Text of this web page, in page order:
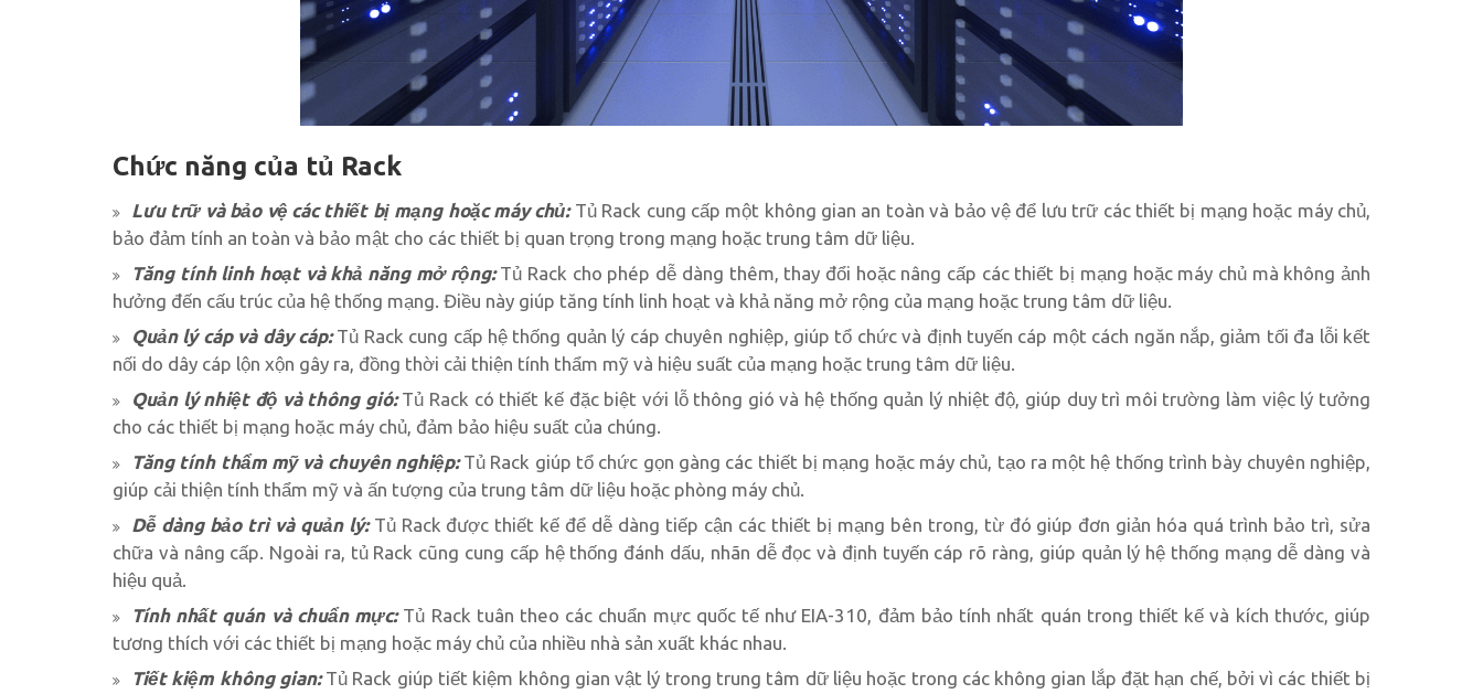
Chức năng của tủ Rack
Lưu trữ và bảo vệ các thiết bị mạng hoặc máy chủ: Tủ Rack cung cấp một không gian an toàn và bảo vệ để lưu trữ các thiết bị mạng hoặc máy chủ,
bảo đảm tính an toàn và bảo mật cho các thiết bị quan trọng trong mạng hoặc trung tâm dữ liệu.
Tăng tính linh hoạt và khả năng mở rộng:Tủ Rack cho phép dễ dàng thêm, thay đổi hoặc nâng cấp các thiết bị mạng hoặc máy chủ mà không ảnh
hưởng đến cấu trúc của hệ thống mạng. Điều này giúp tăng tính linh hoạt và khả năng mở rộng của mạng hoặc trung tâm dữ liệu.
Quản lý cáp và dây cáp:Tủ Rack cung cấp hệ thống quản lý cáp chuyên nghiệp, giúp tổ chức và định tuyến cáp một cách ngăn nắp, giảm tối đa lỗi kết
nối do dây cáp lộn xộn gây ra, đồng thời cải thiện tính thẩm mỹ và hiệu suất của mạng hoặc trung tâm dữ liệu.
Quản lý nhiệt độ và thông gió:Tủ Rack có thiết kế đặc biệt với lỗ thông gió và hệ thống quản lý nhiệt độ, giúp duy trì môi trường làm việc lý tưởng
cho các thiết bị mạng hoặc máy chủ, đảm bảo hiệu suất của chúng.
Tăng tính thẩm mỹ và chuyên nghiệp:Tủ Rack giúp tổ chức gọn gàng các thiết bị mạng hoặc máy chủ, tạo ra một hệ thống trình bày chuyên nghiệp,
giúp cải thiện tính thẩm mỹ và ấn tượng của trung tâm dữ liệu hoặc phòng máy chủ.
Dễ dàng bảo trì và quản lý:Tủ Rack được thiết kế để dễ dàng tiếp cận các thiết bị mạng bên trong, từ đó giúp đơn giản hóa quá trình bảo trì, sửa
chữa và nâng cấp. Ngoài ra, tủ Rack cũng cung cấp hệ thống đánh dấu, nhãn dễ đọc và định tuyến cáp rõ ràng, giúp quản lý hệ thống mạng dễ dàng và
hiệu quả.
Tính nhất quán và chuẩn mực: Tủ Rack tuân theo các chuẩn mực quốc tế như EIA-310, đảm bảo tính nhất quán trong thiết kế và kích thước, giúp
tương thích với các thiết bị mạng hoặc máy chủ của nhiều nhà sản xuất khác nhau.
Tiết kiệm không gian:Tủ Rack giúp tiết kiệm không gian vật lý trong trung tâm dữ liệu hoặc trong các không gian lắp đặt hạn chế, bởi vì các thiết bị